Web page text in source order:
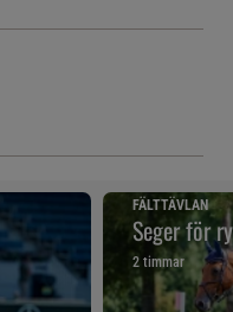
FÄLTTÄVLAN
Seger för
2 timmar